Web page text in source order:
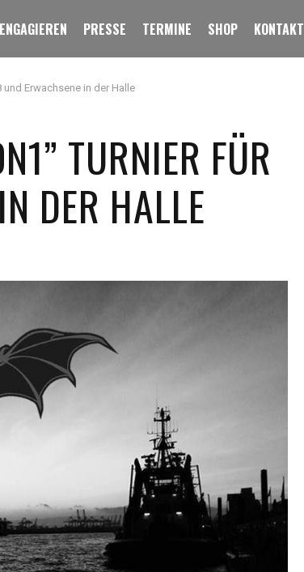
PRESSE TERMINE SHOP KONTAKT
und Erwachsene in der Halle
TURNIER FÜR
DER HALLE